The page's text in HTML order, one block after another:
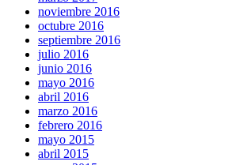
noviembre 2016
octubre 2016
septiembre 2016
julio 2016
junio 2016
mayo 2016
abril 2016
marzo 2016
febrero 2016
mayo 2015
abril 2015